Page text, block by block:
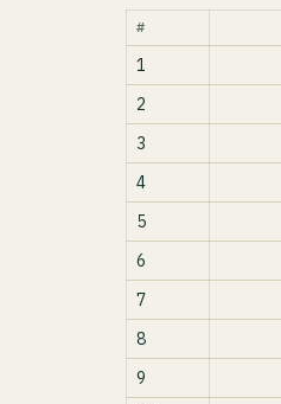
#
1
2
3
4
5
6
7
8
9